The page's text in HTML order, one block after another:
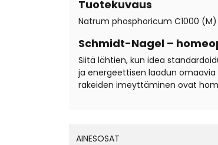
Tuotekuvaus
Natrum phosphoricum C1000
Schmidt-Nagel –
Siitä lähtien, kun idea
ja energeettisen laadun omaavia
rakeiden imeyttäminen ovat
AINESOSAT